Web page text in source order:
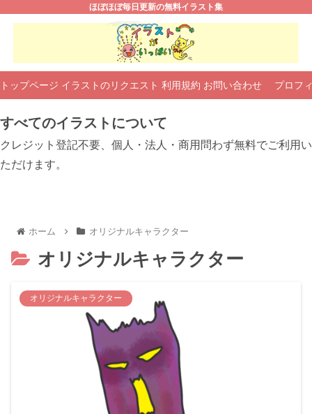
ほぼほぼ毎日更新の無料イラスト集
トップページ イラストのリクエスト 利用規約 お問い合わせ プロフ
すべてのイラストについて
クレジット登記不要、個人・法人・商用問わず無料でご利用い
ただけます。
ホーム オリジナルキャラクター
オリジナルキャラクター
オリジナルキャラクター